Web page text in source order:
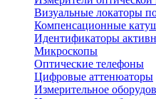
Визуальные локаторы
Компенсационные
Идентификаторы
Микроскопы
Оптические телефоны
Цифровые аттенюаторы
Измерительное